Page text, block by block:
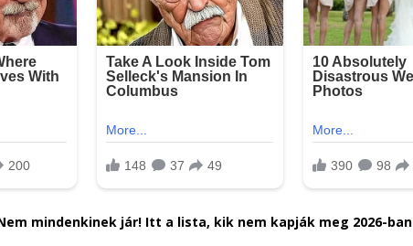
mindenkinek jár! Itt a lista, kik nem kapják meg 2026-ban